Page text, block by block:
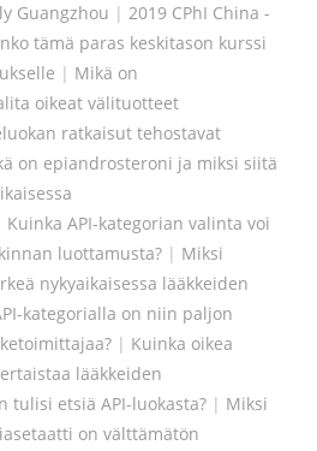
Guangzhou | 2019 CPhI China -
tämä paras keskitason kurssi
| Mikä on
oikeat välituotteet
ratkaisut tehostavat
on epiandrosteroni ja miksi siitä
Kuinka API-kategorian valinta voi
luottamusta? | Miksi
nykyaikaisessa lääkkeiden
kategorialla on niin paljon
| Kuinka oikea
lääkkeiden
tulisi etsiä API-luokasta? | Miksi
on välttämätön